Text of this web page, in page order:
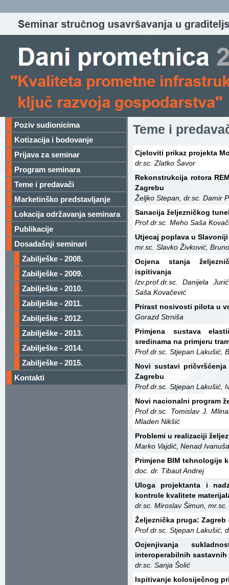
Poziv sudionicima
Kotizacija i bodovanje
Prijava za seminar
Program seminara
Teme i predavači
Marketinško predstavljanje
Lokacija održavanja seminara
Publikacije
Dosadašnji seminari
Zabilješke - 2008.
Zabilješke - 2009.
Zabilješke - 2010.
Zabilješke - 2011.
Zabilješke - 2012.
Zabilješke - 2013.
Zabilješke - 2014.
Zabilješke - 2015.
Kontakti
Teme i
Cjeloviti prikaz projekta
dr.sc. Zlatko Šavor
Rekonstrukcija rotora
Zagrebu
Željko Stepan, dr.sc. Damir
Sanacija željezničkog
Prof.dr.sc. Meho Saša
Utjecaj poplava u
mr.sc. Slavko Živković,
Ocjena stanja
ispitivanja
Izv.prof.dr.sc. Danijela
Saša Kovačević
Prirast nosivosti pilota u
Gorazd Strniša
Primjena sustava
sredinama na primjeru
Prof.dr.sc. Stjepan Lakušić,
Novi sustavi
Zagrebu
Prof.dr.sc. Stjepan Lakušić,
Novi nacionalni program
Prof.dr.sc. Tomislav J.
Mladen Nikšić
Problemi u realizaciji
Marko Vajdić, Nenad
Primjene BIM tehnologije
doc. dr. Tibaut Andrej
Uloga projektanta i
kontrole kvalitete
dr.sc. Miroslav Šimun,
Željeznička pruga: Zagreb
Prof.dr.sc. Stjepan Lakušić,
Ocjenjivanja
interoperabilnih
dr.sc. Sanja Šolić
Ispitivanje kolosiječnog